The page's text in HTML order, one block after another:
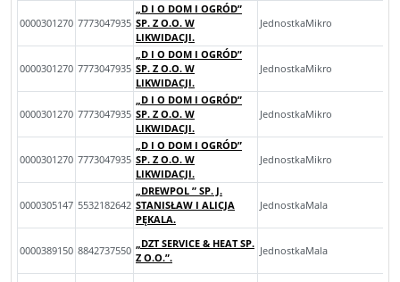
0000301270 7773047935
„D I O DOM I OGRÓD”
SP. Z O.O. W
LIKWIDACJI.
JednostkaMikro
0000301270 7773047935
„D I O DOM I OGRÓD”
SP. Z O.O. W
LIKWIDACJI.
JednostkaMikro
0000301270 7773047935
„D I O DOM I OGRÓD”
SP. Z O.O. W
LIKWIDACJI.
JednostkaMikro
0000301270 7773047935
„D I O DOM I OGRÓD”
SP. Z O.O. W
LIKWIDACJI.
JednostkaMikro
0000305147 5532182642
„DREWPOL ” SP. J.
STANISŁAW I ALICJA
PĘKALA.
JednostkaMala
0000389150 8842737550
„DZT SERVICE & HEAT SP.
Z O.O.”.
JednostkaMala